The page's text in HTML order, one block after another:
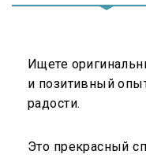
Ищете
и позитивный
радости.
Это прекрасный